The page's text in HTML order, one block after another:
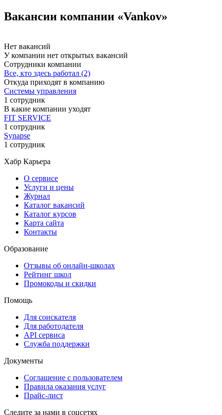
Вакансии компании «Vankov»
Нет вакансий
У компании нет открытых вакансий
Сотрудники компании
Все, кто здесь работал (2)
Откуда приходят в компанию
Системы управления
1 сотрудник
В какие компании уходят
FIT SERVICE
1 сотрудник
Synapse
1 сотрудник
Хабр Карьера
О сервисе
Услуги и цены
Журнал
Каталог вакансий
Каталог курсов
Карта сайта
Контакты
Образование
Отзывы об онлайн-школах
Рейтинг школ
Промокоды и скидки
Помощь
Для соискателя
Для работодателя
API сервиса
Служба поддержки
Документы
Соглашение с пользователем
Правила оказания услуг
Прайс-лист
Следите за нами в соцсетях